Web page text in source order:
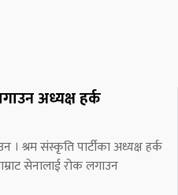
अध्यक्ष हर्क
। श्रम संस्कृति पार्टीका अध्यक्ष हर्क
सेनालाई रोक लगाउन